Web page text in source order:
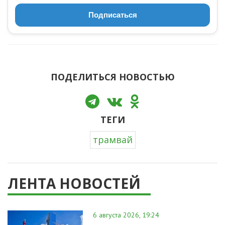
Подписаться
ПОДЕЛИТЬСЯ НОВОСТЬЮ
ТЕГИ
трамвай
ЛЕНТА НОВОСТЕЙ
6 августа 2026, 19:24